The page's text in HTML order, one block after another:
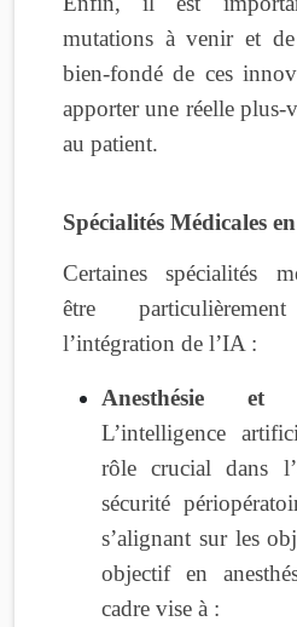
mutations à venir et
bien-fondé de ces
apporter une réelle plus-
au patient.
Spécialités Médicales
Certaines spécialités
être
l’intégration de l’IA :
Anesthésie
L’intelligence
rôle crucial dans
sécurité
s’alignant sur les
objectif en
cadre vise à :